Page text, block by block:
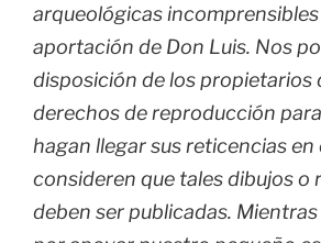
arqueológicas incomprensibles
aportación de Don Luis. Nos
disposición de los propietarios
derechos de reproducción
hagan llegar sus reticencias en
consideren que tales dibujos o
deben ser publicadas.